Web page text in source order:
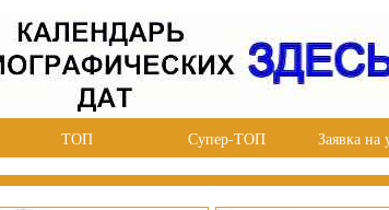
ТОП Супер-ТОП Заявка на